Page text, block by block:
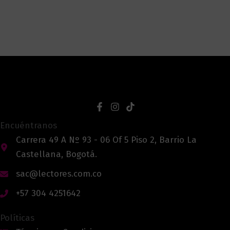
Encuéntranos
Carrera 49 A Nº 93 - 06 Of 5 Piso 2, Barrio La
Castellana, Bogotá.
sac@lectores.com.co
+57 304 4251642
Políticas